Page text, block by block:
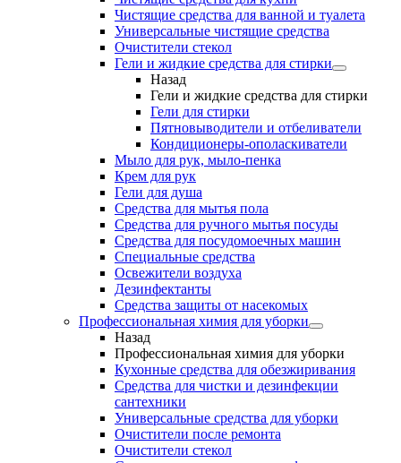
Чистящие средства для ванной и туалета
Универсальные чистящие средства
Очистители стекол
Гели и жидкие средства для стирки
Назад
Гели и жидкие средства для стирки
Гели для стирки
Пятновыводители и отбеливатели
Кондиционеры-ополаскиватели
Мыло для рук, мыло-пенка
Крем для рук
Гели для душа
Средства для мытья пола
Средства для ручного мытья посуды
Средства для посудомоечных машин
Специальные средства
Освежители воздуха
Дезинфектанты
Средства защиты от насекомых
Профессиональная химия для уборки
Назад
Профессиональная химия для уборки
Кухонные средства для обезжиривания
Средства для чистки и дезинфекции
сантехники
Универсальные средства для уборки
Очистители после ремонта
Очистители стекол